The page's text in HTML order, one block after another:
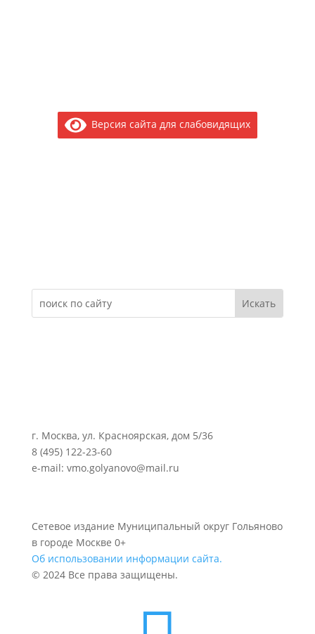
Версия сайта для слабовидящих
г. Москва, ул. Красноярская, дом 5/36
8 (495) 122-23-60
e-mail: vmo.golyanovo@mail.ru
Сетевое издание Муниципальный округ Гольяново
в городе Москве 0+
Об использовании информации сайта.
© 2024 Все права защищены.